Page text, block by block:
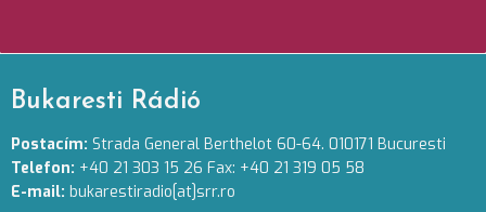
Bukaresti Rádió
Postacím: Strada General Berthelot 60-64. 010171 Bucuresti
Telefon: +40 21 303 15 26 Fax: +40 21 319 05 58
E-mail: bukarestiradio[at]srr.ro